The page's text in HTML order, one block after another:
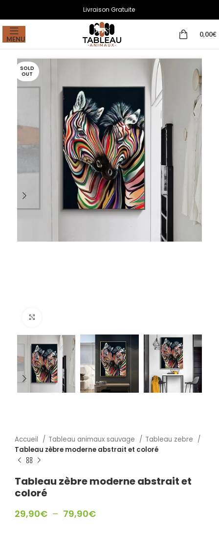
Livraison Gratuite
MENU
0,00€
SOLD
OUT
Accueil Tableau animaux sauvage
Tableau zebre
Tableau zèbre moderne abstrait et coloré
Tableau zèbre moderne abstrait et
coloré
29,90€ – 79,90€